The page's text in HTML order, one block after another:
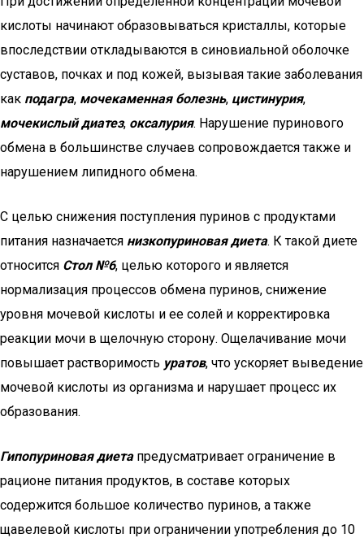
кислоты начинают образовываться кристаллы, которые
впоследствии откладываются в синовиальной оболочке
суставов, почках и под кожей, вызывая такие заболевания
как подагра, мочекаменная болезнь, цистинурия,
мочекислый диатез, оксалурия. Нарушение пуринового
обмена в большинстве случаев сопровождается также и
нарушением липидного обмена.
С целью снижения поступления пуринов с продуктами
питания назначается низкопуриновая диета. К такой диете
относится Стол №6, целью которого и является
нормализация процессов обмена пуринов, снижение
уровня мочевой кислоты и ее солей и корректировка
реакции мочи в щелочную сторону. Ощелачивание мочи
повышает растворимость уратов, что ускоряет выведение
мочевой кислоты из организма и нарушает процесс их
образования.
Гипопуриновая диетапредусматривает ограничение в
рационе питания продуктов, в составе которых
содержится большое количество пуринов, а также
щавелевой кислоты при ограничении употребления до 10